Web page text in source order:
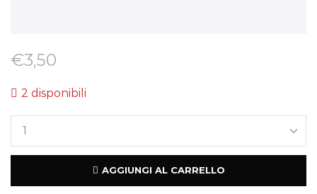
€3,50
2 disponibili
AGGIUNGI AL CARRELLO